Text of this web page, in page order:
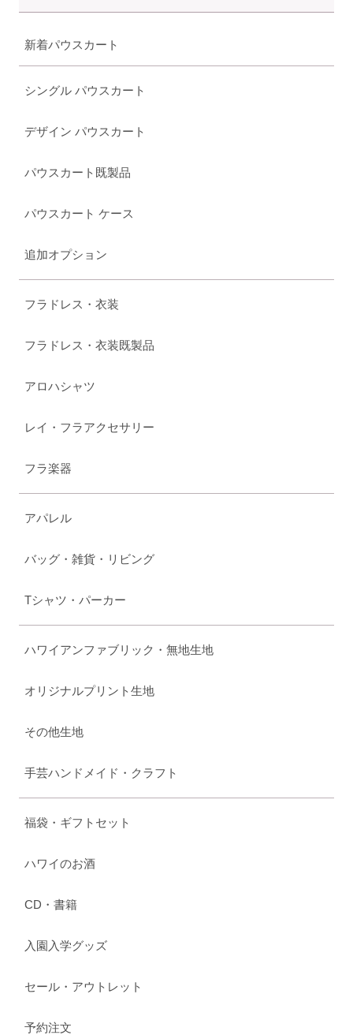
新着パウスカート
シングル パウスカート
デザイン パウスカート
パウスカート既製品
パウスカート ケース
追加オプション
フラドレス・衣装
フラドレス・衣装既製品
アロハシャツ
レイ・フラアクセサリー
フラ楽器
アパレル
バッグ・雑貨・リビング
Tシャツ・パーカー
ハワイアンファブリック・無地生地
オリジナルプリント生地
その他生地
手芸ハンドメイド・クラフト
福袋・ギフトセット
ハワイのお酒
CD・書籍
入園入学グッズ
セール・アウトレット
予約注文